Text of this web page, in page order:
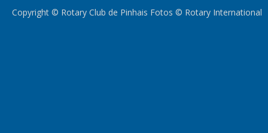
Copyright © Rotary Club de Pinhais Fotos © Rotary International